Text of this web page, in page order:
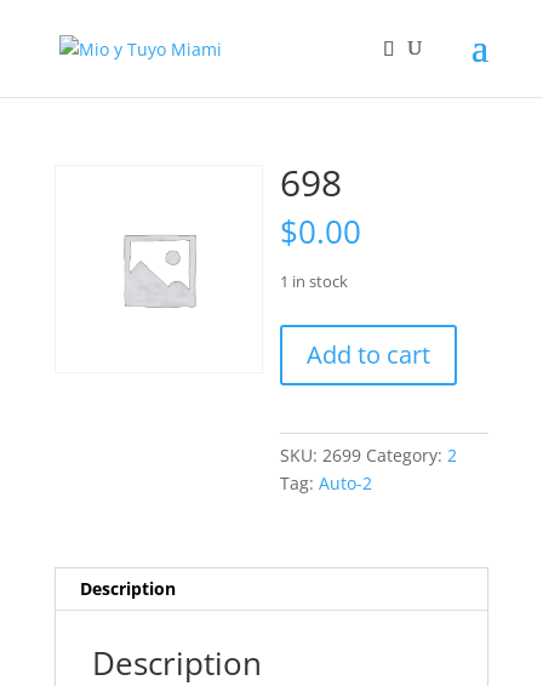
698
$0.00
1 in stock
quantity
Add to cart
SKU:2699 Category:2
Tag:Auto-2
Description
Description